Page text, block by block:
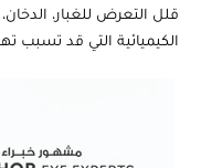
قلل التعرض للغبار، الدخان،
الكيميائية التي قد تسبب